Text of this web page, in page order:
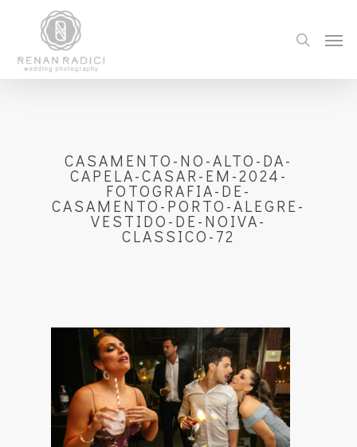
CASAMENTO-NO-ALTO-DA-
CAPELA-CASAR-EM-2024-
FOTOGRAFIA-DE-
CASAMENTO-PORTO-ALEGRE-
VESTIDO-DE-NOIVA-
CLASSICO-72